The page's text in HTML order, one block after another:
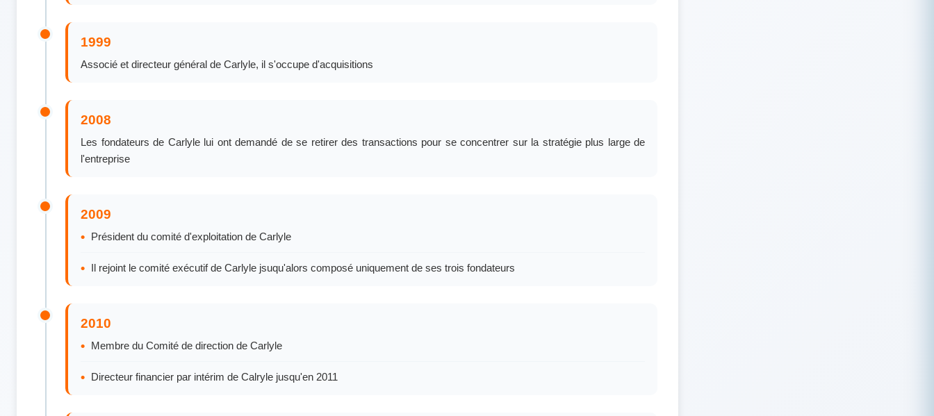
1999
Associé et directeur général de Carlyle, il s'occupe d'acquisitions
2008
Les fondateurs de Carlyle lui ont demandé de se retirer des transactions pour se concentrer sur la stratégie plus large de
l'entreprise
2009
Président du comité d'exploitation de Carlyle
Il rejoint le comité exécutif de Carlyle jsuqu'alors composé uniquement de ses trois fondateurs
2010
Membre du Comité de direction de Carlyle
Directeur financier par intérim de Calryle jusqu'en 2011